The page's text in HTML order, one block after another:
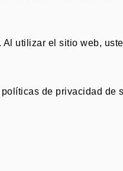
. Al utilizar el sitio web,
de privacidad de